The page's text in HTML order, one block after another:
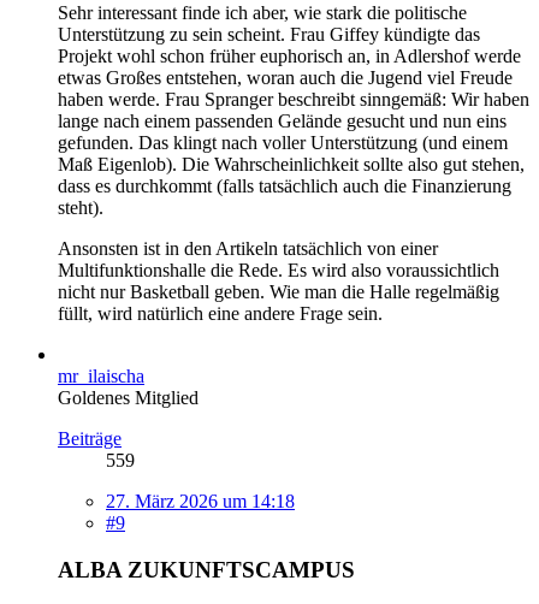
Sehr interessant finde ich aber, wie stark die politische
Unterstützung zu sein scheint. Frau Giffey kündigte das
Projekt wohl schon früher euphorisch an, in Adlershof werde
etwas Großes entstehen, woran auch die Jugend viel Freude
haben werde. Frau Spranger beschreibt sinngemäß: Wir haben
lange nach einem passenden Gelände gesucht und nun eins
gefunden. Das klingt nach voller Unterstützung (und einem
Maß Eigenlob). Die Wahrscheinlichkeit sollte also gut stehen,
dass es durchkommt (falls tatsächlich auch die Finanzierung
steht).
Ansonsten ist in den Artikeln tatsächlich von einer
Multifunktionshalle die Rede. Es wird also voraussichtlich
nicht nur Basketball geben. Wie man die Halle regelmäßig
füllt, wird natürlich eine andere Frage sein.
mr_ilaischa
Goldenes Mitglied
Beiträge
559
27. März 2026 um 14:18
#9
ALBA ZUKUNFTSCAMPUS